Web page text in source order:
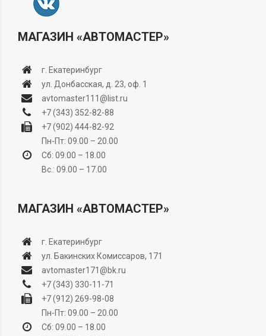
МАГАЗИН «АВТОМАСТЕР»
г. Екатеринбург
ул. Донбасская, д. 23, оф. 1
avtomaster111@list.ru
+7 (343) 352-82-88
+7 (902) 444-82-92
Пн-Пт: 09.00 – 20.00
Сб: 09.00 – 18.00
Вс.: 09.00 – 17.00
МАГАЗИН «АВТОМАСТЕР»
г. Екатеринбург
ул. Бакинских Комиссаров, 171
avtomaster171@bk.ru
+7 (343) 330-11-71
+7 (912) 269-98-08
Пн-Пт: 09.00 – 20.00
Сб: 09.00 – 18.00